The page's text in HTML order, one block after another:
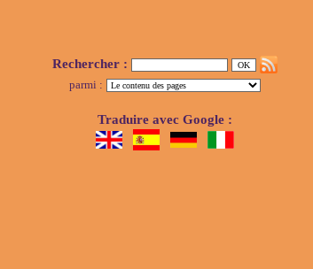
Rechercher :
parmi :
Traduire avec Google :